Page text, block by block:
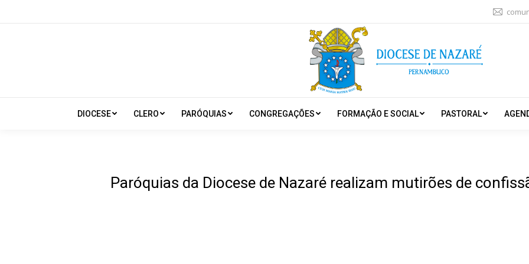
DIOCESE CLERO PARÓQUIAS CONGREGAÇÕES FORMAÇÃO E SOCIAL PASTORAL
Paróquias da Diocese de Nazaré realizam mutirões de